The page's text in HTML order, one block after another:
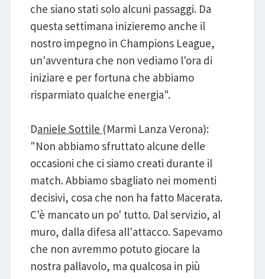
che siano stati solo alcuni passaggi. Da
questa settimana inizieremo anche il
nostro impegno in Champions League,
un'avventura che non vediamo l'ora di
iniziare e per fortuna che abbiamo
risparmiato qualche energia".
Daniele Sottile (Marmi Lanza Verona):
"Non abbiamo sfruttato alcune delle
occasioni che ci siamo creati durante il
match. Abbiamo sbagliato nei momenti
decisivi, cosa che non ha fatto Macerata.
C'è mancato un po' tutto. Dal servizio, al
muro, dalla difesa all'attacco. Sapevamo
che non avremmo potuto giocare la
nostra pallavolo, ma qualcosa in più